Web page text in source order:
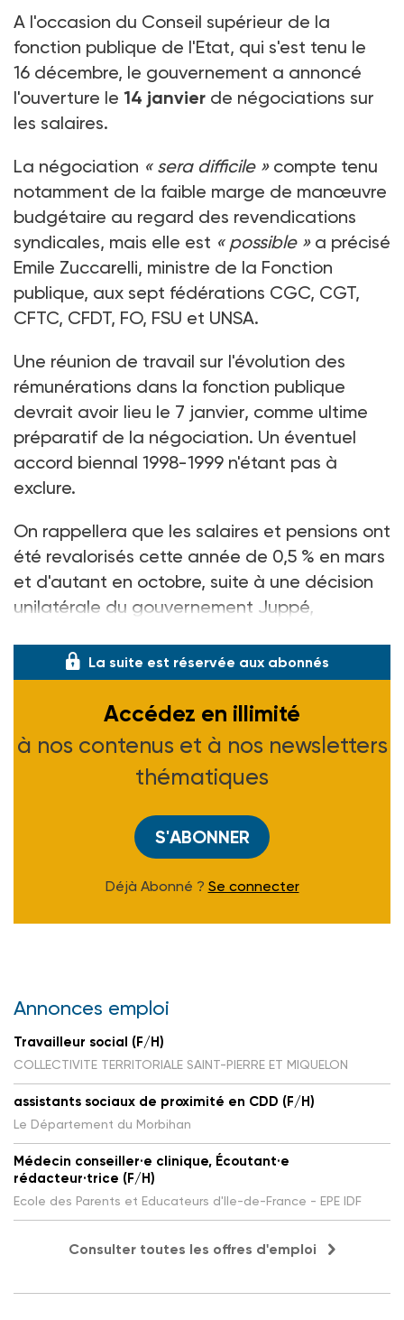
A l'occasion du Conseil supérieur de la
fonction publique de l'Etat, qui s'est tenu le
16 décembre, le gouvernement a annoncé
l'ouverture le 14 janvier de négociations sur
les salaires.
La négociation « sera difficile »compte tenu
notamment de la faible marge de manœuvre
budgétaire au regard des revendications
syndicales, mais elle est « possible » a précisé
Emile Zuccarelli, ministre de la Fonction
publique, aux sept fédérations CGC, CGT,
CFTC, CFDT, FO, FSU et UNSA.
Une réunion de travail sur l'évolution des
rémunérations dans la fonction publique
devrait avoir lieu le 7 janvier, comme ultime
préparatif de la négociation. Un éventuel
accord biennal 1998-1999 n'étant pas à
exclure.
On rappellera que les salaires et pensions ont
été revalorisés cette année de 0,5 % en mars
et d'autant en octobre, suite à une décision
unilatérale du gouvernement Juppé,
La suite est réservée aux abonnés
Accédez en illimité
à nos contenus et à nos newsletters
thématiques
S'ABONNER
Déjà Abonné ? Se connecter
Annonces emploi
Travailleur social (F/H)
COLLECTIVITE TERRITORIALE SAINT-PIERRE ET MIQUELON
assistants sociaux de proximité en CDD (F/H)
Le Département du Morbihan
Médecin conseiller·e clinique, Écoutant·e
rédacteur·trice (F/H)
Ecole des Parents et Educateurs d'Ile-de-France - EPE IDF
Consulter toutes les offres d'emploi